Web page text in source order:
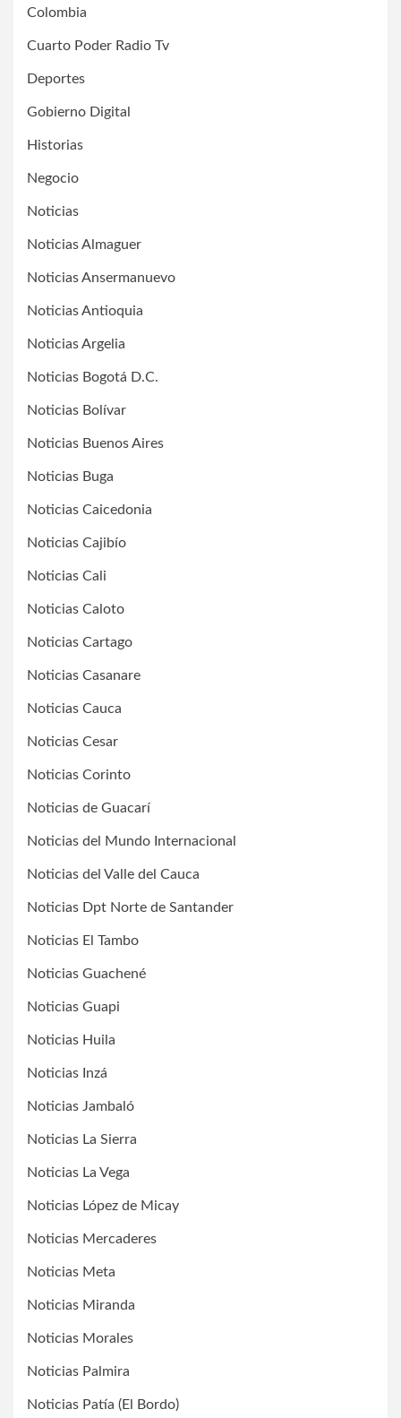
Colombia
Cuarto Poder Radio Tv
Deportes
Gobierno Digital
Historias
Negocio
Noticias
Noticias Almaguer
Noticias Ansermanuevo
Noticias Antioquia
Noticias Argelia
Noticias Bogotá D.C.
Noticias Bolívar
Noticias Buenos Aires
Noticias Buga
Noticias Caicedonia
Noticias Cajibío
Noticias Cali
Noticias Caloto
Noticias Cartago
Noticias Casanare
Noticias Cauca
Noticias Cesar
Noticias Corinto
Noticias de Guacarí
Noticias del Mundo Internacional
Noticias del Valle del Cauca
Noticias Dpt Norte de Santander
Noticias El Tambo
Noticias Guachené
Noticias Guapi
Noticias Huila
Noticias Inzá
Noticias Jambaló
Noticias La Sierra
Noticias La Vega
Noticias López de Micay
Noticias Mercaderes
Noticias Meta
Noticias Miranda
Noticias Morales
Noticias Palmira
Noticias Patía (El Bordo)